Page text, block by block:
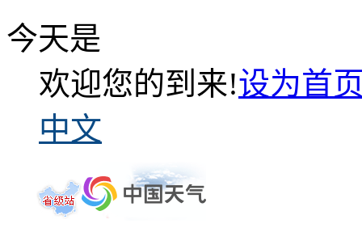
今天是
欢迎您的到来!设为首
中文